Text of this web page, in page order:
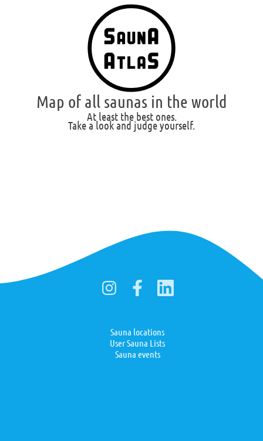
Map of all saunas in the world
At least the best ones.
Take a look and judge yourself.
Sauna locations
User Sauna Lists
Sauna events